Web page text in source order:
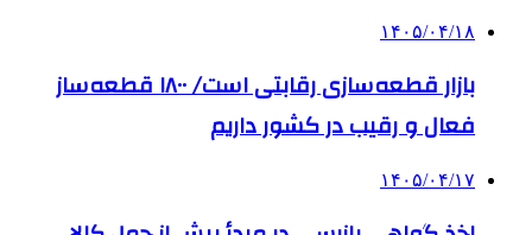
۱۴۰۵/۰۴/۱۸
بازار قطعه‌سازی رقابتی است/ ۱۸۰۰ قطعه‌ساز
فعال و رقیب در کشور داریم
۱۴۰۵/۰۴/۱۷